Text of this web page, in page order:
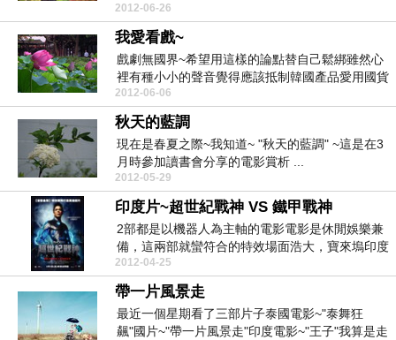
的若曦...
2012-06-26
我愛看戲~
戲劇無國界~希望用這樣的論點替自己鬆綁雖然心
裡有種小小的聲音覺得應該抵制韓國產品愛用國貨
但總是不由自...
2012-06-06
秋天的藍調
現在是春夏之際~我知道~ "秋天的藍調" ~這是在3
月時參加讀書會分享的電影賞析 ...
2012-05-29
印度片~超世紀戰神 VS 鐵甲戰神
2部都是以機器人為主軸的電影電影是休閒娛樂兼
備，這兩部就蠻符合的特效場面浩大，寶來塢印度
片真是愈來愈...
2012-04-25
帶一片風景走
最近一個星期看了三部片子泰國電影~"泰舞狂
飆"國片~"帶一片風景走"印度電影~"王子"我算是走